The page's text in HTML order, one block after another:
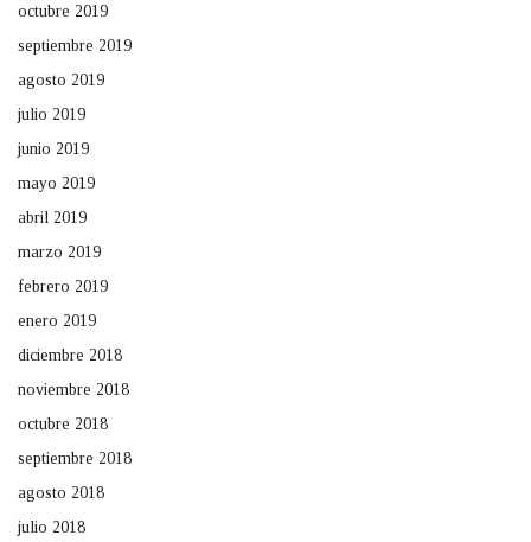
octubre 2019
septiembre 2019
agosto 2019
julio 2019
junio 2019
mayo 2019
abril 2019
marzo 2019
febrero 2019
enero 2019
diciembre 2018
noviembre 2018
octubre 2018
septiembre 2018
agosto 2018
julio 2018